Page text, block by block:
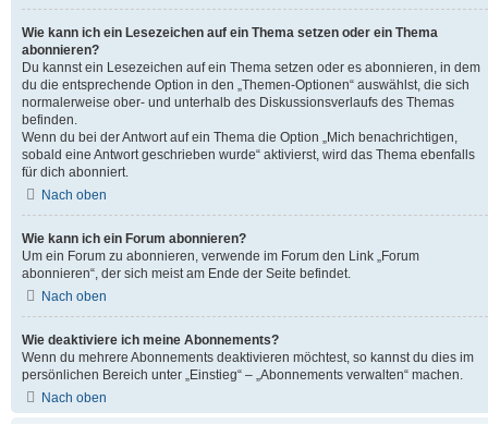
Wie kann ich ein Lesezeichen auf ein Thema setzen oder ein Thema
abonnieren?
Du kannst ein Lesezeichen auf ein Thema setzen oder es abonnieren, in dem
du die entsprechende Option in den „Themen-Optionen“ auswählst, die sich
normalerweise ober- und unterhalb des Diskussionsverlaufs des Themas
befinden.
Wenn du bei der Antwort auf ein Thema die Option „Mich benachrichtigen,
sobald eine Antwort geschrieben wurde“ aktivierst, wird das Thema ebenfalls
für dich abonniert.
Nach oben
Wie kann ich ein Forum abonnieren?
Um ein Forum zu abonnieren, verwende im Forum den Link „Forum
abonnieren“, der sich meist am Ende der Seite befindet.
Nach oben
Wie deaktiviere ich meine Abonnements?
Wenn du mehrere Abonnements deaktivieren möchtest, so kannst du dies im
persönlichen Bereich unter „Einstieg“ – „Abonnements verwalten“ machen.
Nach oben